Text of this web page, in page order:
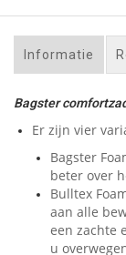
Informatie
Bagster
Er zijn vier
Bagster
beter over
Bulltex
aan alle
een zachte
u